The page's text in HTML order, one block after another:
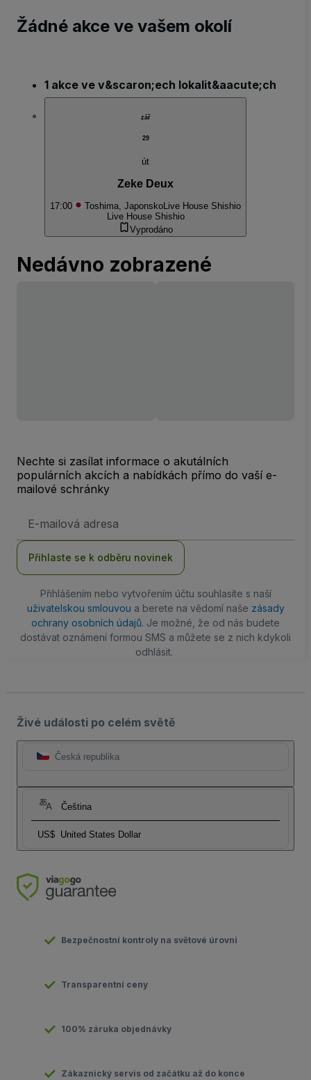
Žádné akce ve vašem okolí
1 akce ve v&scaron;ech lokalit&aacute;ch
zář
29
út
Zeke Deux
17:00 Toshima, JaponskoLive House Shishio
Live House Shishio
Vyprodáno
Nedávno zobrazené
Nechte si zasílat informace o akutálních
populárních akcích a nabídkách přímo do vaší e-
mailové schránky
adresa
Přihlaste se k odběru novinek
Přihlášením nebo vytvořením účtu souhlasíte s naší
uživatelskou smlouvou a berete na vědomí naše zásady
ochrany osobních údajů. Je možné, že od nás budete
dostávat oznámení formou SMS a můžete se z nich kdykoli
odhlásit.
Živé události po celém světě
Česká republika
Čeština
US$ United States Dollar
Bezpečnostní kontroly na světové úrovni
Transparentní ceny
100% záruka objednávky
Zákaznický servis od začátku až do konce